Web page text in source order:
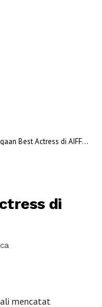
Best Actress di AIFFA
di
mencatat